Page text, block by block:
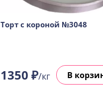
Торт с короной №3048
1350 ₽/кг В